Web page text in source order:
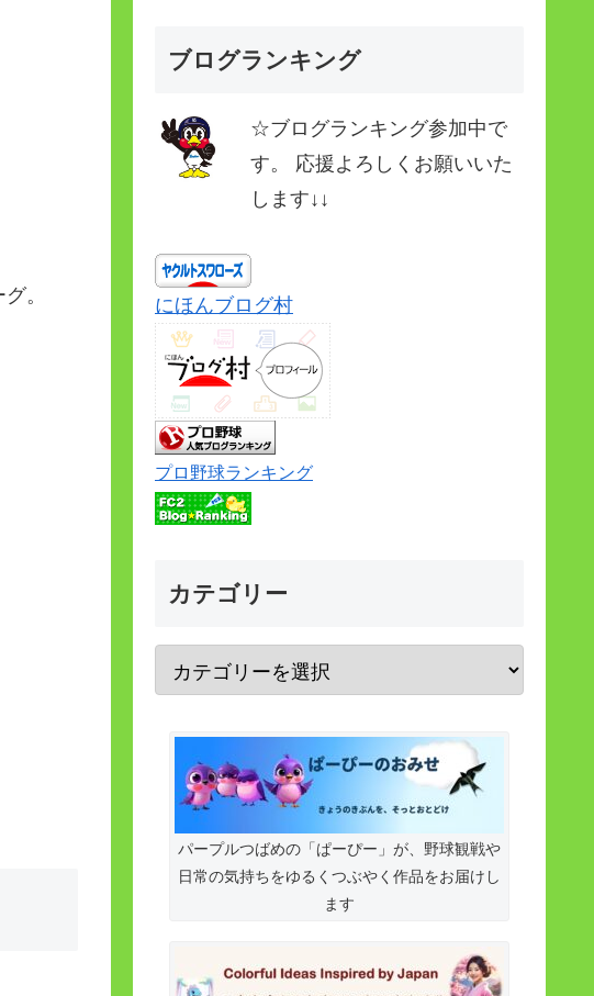
。
ブログランキング
☆ブログランキング参加中で
す。 応援よろしくお願いいた
します↓↓
にほんブログ村
プロ野球ランキング
カテゴリー
パープルつばめの「ぱーぴー」が、野球観戦や
日常の気持ちをゆるくつぶやく作品をお届けし
ます